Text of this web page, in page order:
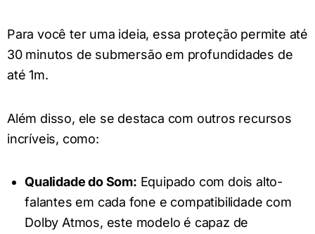
Para você ter uma ideia, essa proteção permite até
30 minutos de submersão em profundidades de
até 1m.
Além disso, ele se destaca com outros recursos
incríveis, como:
Qualidade do Som: Equipado com dois alto-
falantes em cada fone e compatibilidade com
Dolby Atmos, este modelo é capaz de